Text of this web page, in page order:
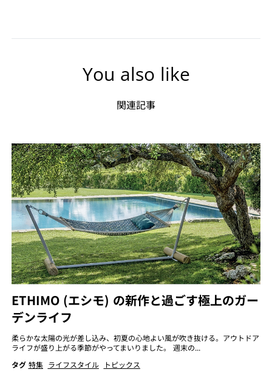
You also like
関連記事
ETHIMO (エシモ) の新作と過ごす極上のガー
デンライフ
柔らかな太陽の光が差し込み、初夏の心地よい風が吹き抜ける。アウトドア
ライフが盛り上がる季節がやってまいりました。 週末の...
タグ 特集 ライフスタイル
トピックス